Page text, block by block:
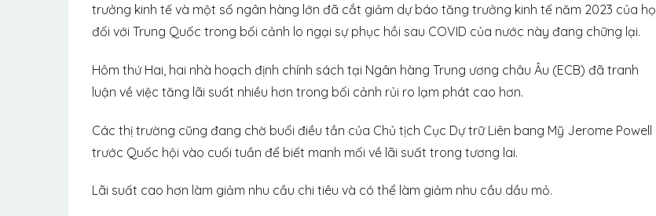
trưởng kinh tế và một số ngân hàng lớn đã cắt giảm dự báo tăng trưởng kinh tế năm 2023 của họ
đối với Trung Quốc trong bối cảnh lo ngại sự phục hồi sau COVID của nước này đang chững lại.
Hôm thứ Hai, hai nhà hoạch định chính sách tại Ngân hàng Trung ương châu Âu (ECB) đã tranh
luận về việc tăng lãi suất nhiều hơn trong bối cảnh rủi ro lạm phát cao hơn.
Các thị trường cũng đang chờ buổi điều tần của Chủ tịch Cục Dự trữ Liên bang Mỹ Jerome Powell
trước Quốc hội vào cuối tuần để biết manh mối về lãi suất trong tương lai.
Lãi suất cao hơn làm giảm nhu cầu chi tiêu và có thể làm giảm nhu cầu dầu mỏ.